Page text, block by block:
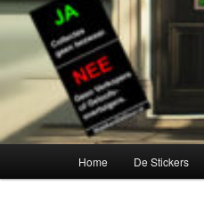
Home De Stickers